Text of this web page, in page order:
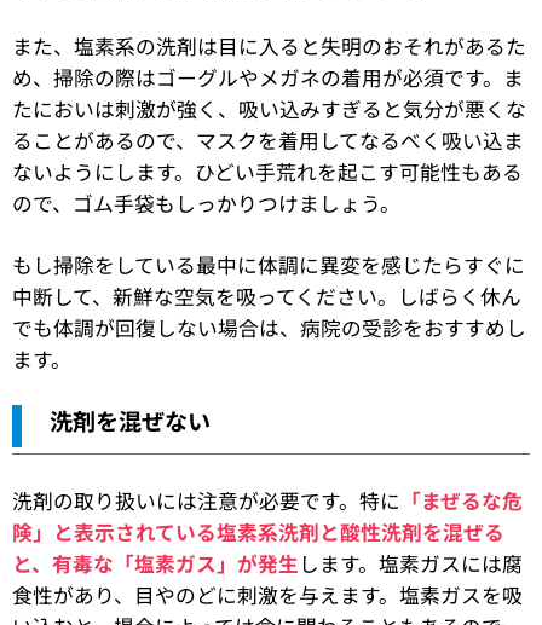
また、塩素系の洗剤は目に入ると失明のおそれがあるた
め、掃除の際はゴーグルやメガネの着用が必須です。ま
たにおいは刺激が強く、吸い込みすぎると気分が悪くな
ることがあるので、マスクを着用してなるべく吸い込ま
ないようにします。ひどい手荒れを起こす可能性もある
ので、ゴム手袋もしっかりつけましょう。
もし掃除をしている最中に体調に異変を感じたらすぐに
中断して、新鮮な空気を吸ってください。しばらく休ん
でも体調が回復しない場合は、病院の受診をおすすめし
ます。
洗剤を混ぜない
洗剤の取り扱いには注意が必要です。特に 「まぜるな危
険」と表示されている塩素系洗剤と酸性洗剤を混ぜる
と、有毒な「塩素ガス」が発生 します。塩素ガスには腐
食性があり、目やのどに刺激を与えます。塩素ガスを吸